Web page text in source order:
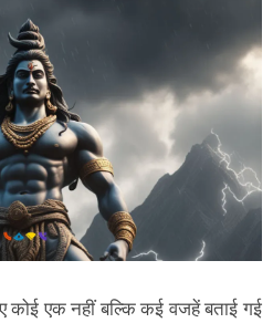
कोई एक नहीं बल्कि कई वजहें बताई गई